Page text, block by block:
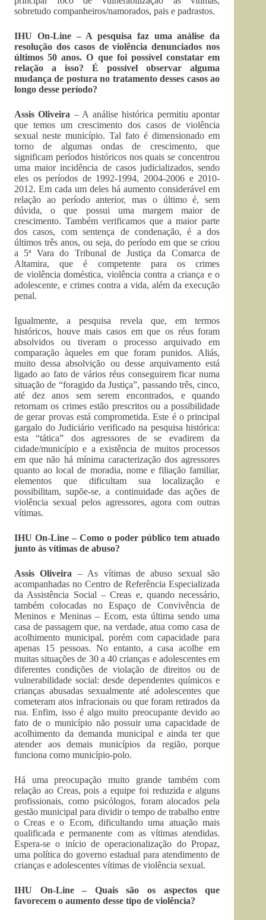
sobretudo companheiros/namorados, pais e padrastos.
IHU On-Line – A pesquisa faz uma análise da
resolução dos casos de violência denunciados nos
últimos 50 anos. O que foi possível constatar em
relação a isso? É possível observar alguma
mudança de postura no tratamento desses casos ao
longo desse período?
Assis Oliveira – A análise histórica permitiu apontar
que temos um crescimento dos casos de violência
sexual neste município. Tal fato é dimensionado em
torno de algumas ondas de crescimento, que
significam períodos históricos nos quais se concentrou
uma maior incidência de casos judicializados, sendo
eles os períodos de 1992-1994, 2004-2006 e 2010-
2012. Em cada um deles há aumento considerável em
relação ao período anterior, mas o último é, sem
dúvida, o que possui uma margem maior de
crescimento. Também verificamos que a maior parte
dos casos, com sentença de condenação, é a dos
últimos três anos, ou seja, do período em que se criou
a 5ª Vara do Tribunal de Justiça da Comarca de
Altamira, que é competente para os crimes
de violência doméstica, violência contra a criança e o
adolescente, e crimes contra a vida, além da execução
penal.
Igualmente, a pesquisa revela que, em termos
históricos, houve mais casos em que os réus foram
absolvidos ou tiveram o processo arquivado em
comparação àqueles em que foram punidos. Aliás,
muito dessa absolvição ou desse arquivamento está
ligado ao fato de vários réus conseguirem ficar numa
situação de “foragido da Justiça”, passando três, cinco,
até dez anos sem serem encontrados, e quando
retornam os crimes estão prescritos ou a possibilidade
de gerar provas está comprometida. Este é o principal
gargalo do Judiciário verificado na pesquisa histórica:
esta “tática” dos agressores de se evadirem da
cidade/município e a existência de muitos processos
em que não há mínima caracterização dos agressores
quanto ao local de moradia, nome e filiação familiar,
elementos que dificultam sua localização e
possibilitam, supõe-se, a continuidade das ações de
violência sexual pelos agressores, agora com outras
vítimas.
IHU On-Line – Como o poder público tem atuado
junto às vítimas de abuso?
Assis Oliveira – As vítimas de abuso sexual são
acompanhadas no Centro de Referência Especializada
da Assistência Social – Creas e, quando necessário,
também colocadas no Espaço de Convivência de
Meninos e Meninas – Ecom, esta última sendo uma
casa de passagem que, na verdade, atua como casa de
acolhimento municipal, porém com capacidade para
apenas 15 pessoas. No entanto, a casa acolhe em
muitas situações de 30 a 40 crianças e adolescentes em
diferentes condições de violação de direitos ou de
vulnerabilidade social: desde dependentes químicos e
crianças abusadas sexualmente até adolescentes que
cometeram atos infracionais ou que foram retirados da
rua. Enfim, isso é algo muito preocupante devido ao
fato de o município não possuir uma capacidade de
acolhimento da demanda municipal e ainda ter que
atender aos demais municípios da região, porque
funciona como município-polo.
Há uma preocupação muito grande também com
relação ao Creas, pois a equipe foi reduzida e alguns
profissionais, como psicólogos, foram alocados pela
gestão municipal para dividir o tempo de trabalho entre
o Creas e o Ecom, dificultando uma atuação mais
qualificada e permanente com as vítimas atendidas.
Espera-se o início de operacionalização do Propaz,
uma política do governo estadual para atendimento de
crianças e adolescentes vítimas de violência sexual.
IHU On-Line – Quais são os aspectos que
favorecem o aumento desse tipo de violência?